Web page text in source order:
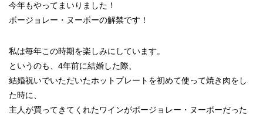
今年もやってまいりました！
ボージョレー・ヌーボーの解禁です！
私は毎年この時期を楽しみにしています。
というのも、4年前に結婚した際、
結婚祝いでいただいたホットプレートを初めて使って焼き肉をし
た時に、
主人が買ってきてくれたワインがボージョレー・ヌーボーだった